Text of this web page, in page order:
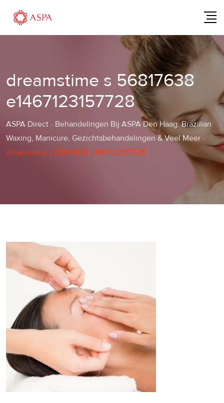
content
dreamstime s 56817638
e1467123157728
ASPA Direct - Behandelingen Bij ASPA Den Haag: Brazilian
Waxing, Manicure, Gezichtsbehandelingen & Veel Meer -
dreamstime s 56817638 e1467123157728